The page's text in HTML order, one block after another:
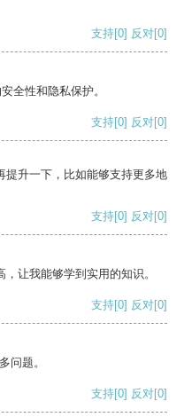
支持[0] 反对[0]
全性和隐私保护。
支持[0] 反对[0]
提升一下，比如能够支持更多地
支持[0] 反对[0]
让我能够学到实用的知识。
支持[0] 反对[0]
问题。
支持[0] 反对[0]